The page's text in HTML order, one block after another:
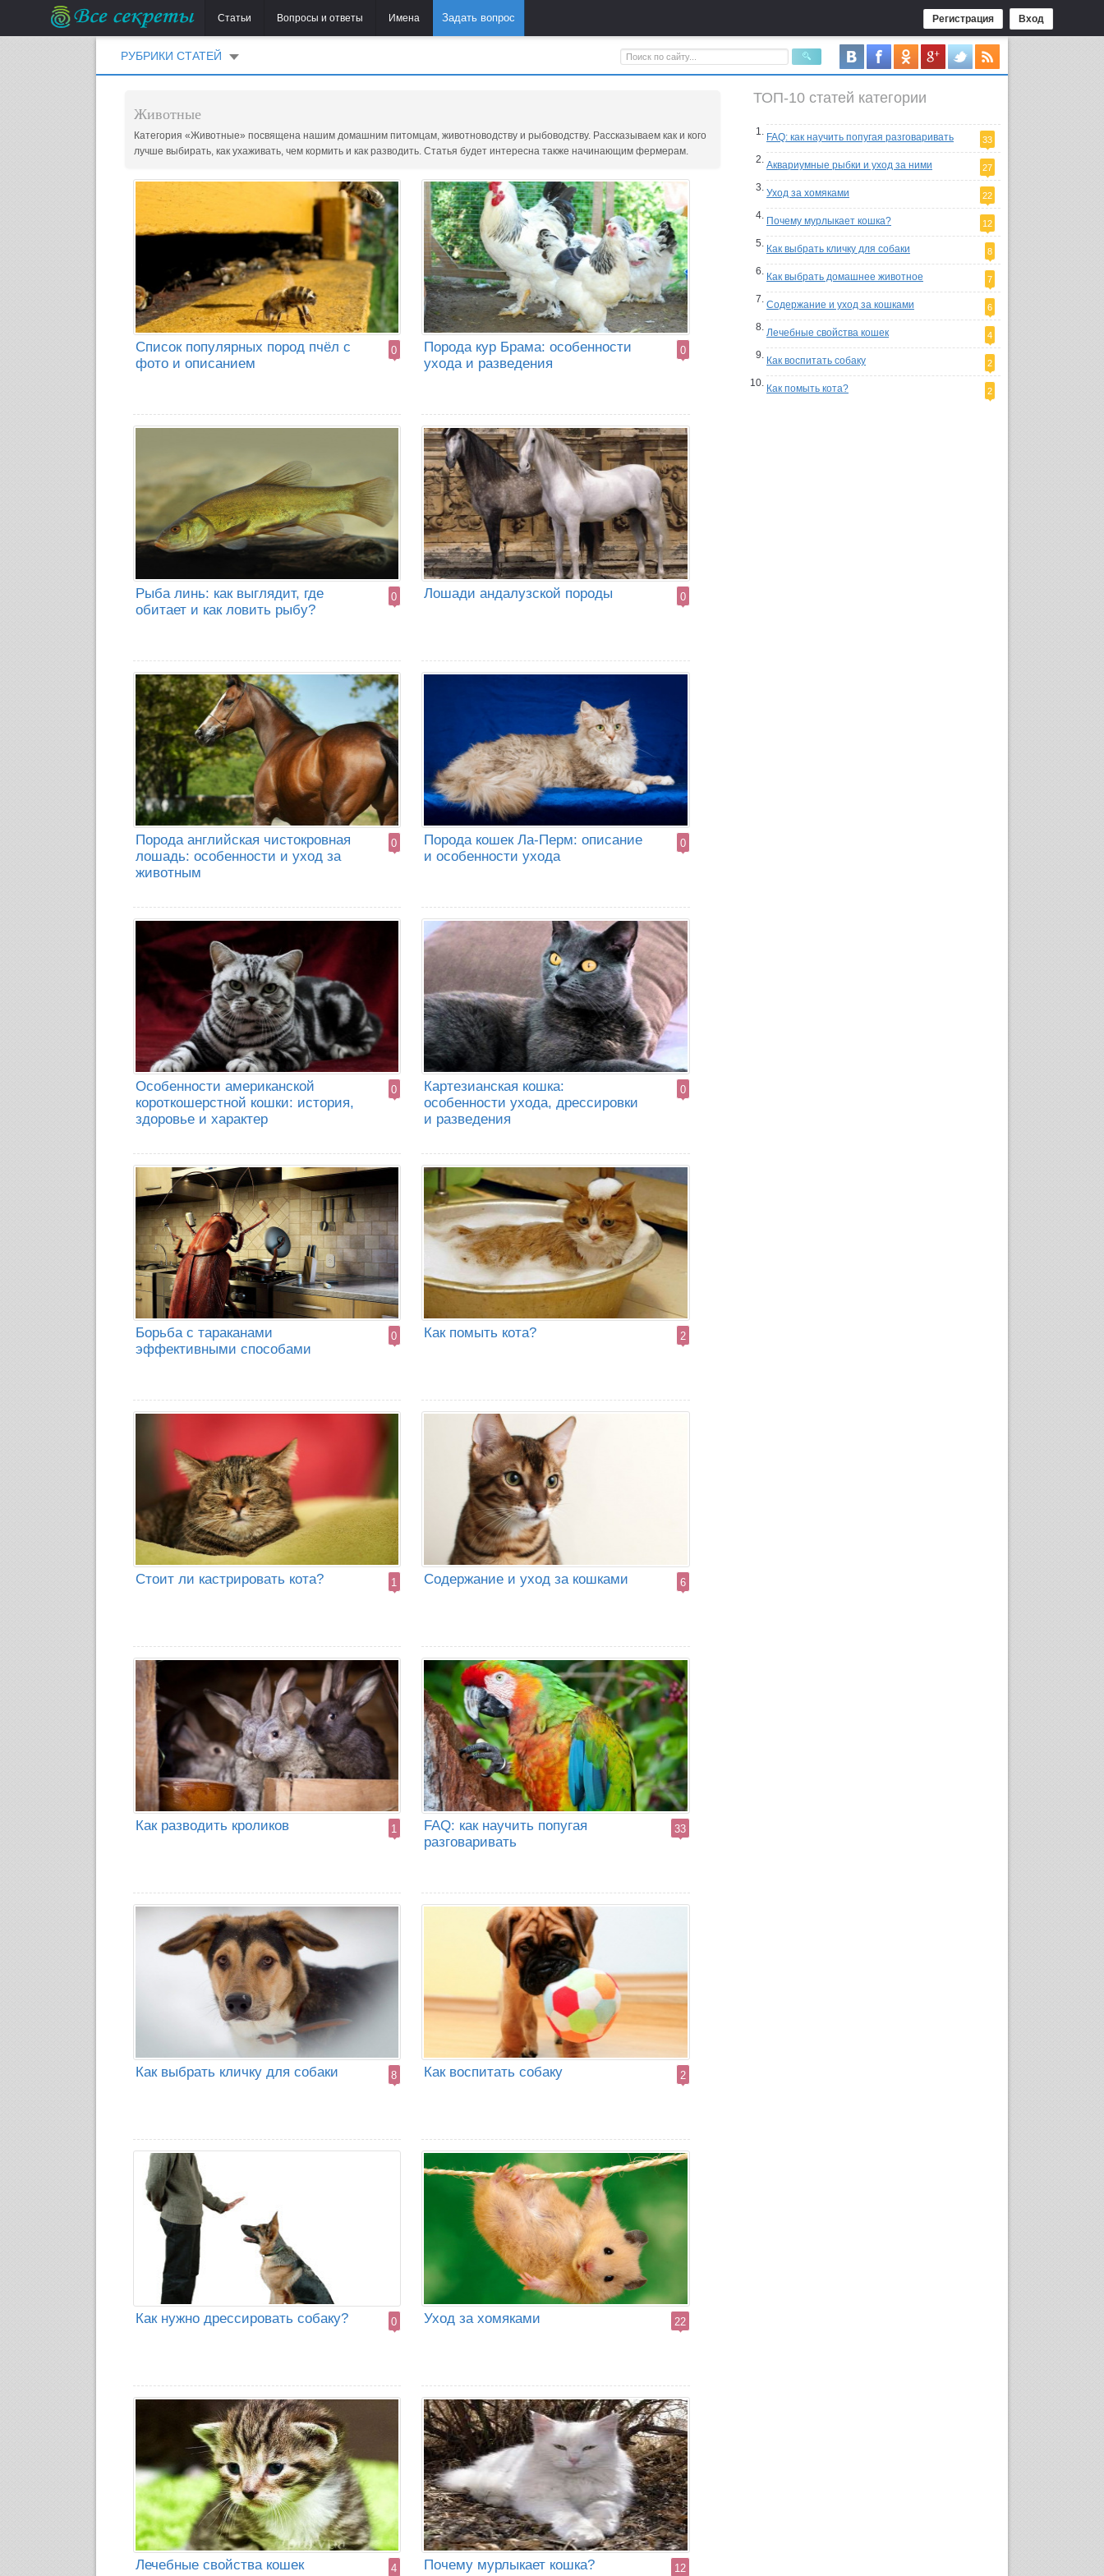
Регистрация Вход
Задать вопрос
Статьи Вопросы и ответы Имена
РУБРИКИ СТАТЕЙ
Животные
Категория «Животные» посвящена нашим домашним питомцам, животноводству и рыбоводству. Рассказываем как и кого
лучше выбирать, как ухаживать, чем кормить и как разводить. Статья будет интересна также начинающим фермерам.
Список популярных пород пчёл с
фото и описанием
0
Порода кур Брама: особенности
ухода и разведения
0
Рыба линь: как выглядит, где
обитает и как ловить рыбу?
0 Лошади андалузской породы 0
Порода английская чистокровная
лошадь: особенности и уход за
животным
0
Порода кошек Ла-Перм: описание
и особенности ухода
0
Особенности американской
короткошерстной кошки: история,
здоровье и характер
0
Картезианская кошка:
особенности ухода, дрессировки
и разведения
0
Борьба с тараканами
эффективными способами
0 Как помыть кота? 2
Стоит ли кастрировать кота? 1 Содержание и уход за кошками 6
Как разводить кроликов 1
FAQ: как научить попугая
разговаривать
33
Как выбрать кличку для собаки 8 Как воспитать собаку 2
Как нужно дрессировать собаку? 0 Уход за хомяками 22
Лечебные свойства кошек 4 Почему мурлыкает кошка? 12
ТОП-10 статей категории
FAQ: как научить попугая разговаривать 33
Аквариумные рыбки и уход за ними 27
Уход за хомяками 22
Почему мурлыкает кошка? 12
Как выбрать кличку для собаки 8
Как выбрать домашнее животное 7
Содержание и уход за кошками 6
Лечебные свойства кошек 4
Как воспитать собаку 2
Как помыть кота? 2